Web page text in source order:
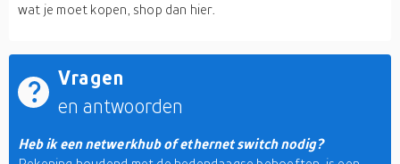
wat je moet kopen, shop dan hier.
Vragen
en antwoorden
Heb ik een netwerkhub of ethernet switch nodig?